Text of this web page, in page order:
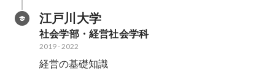
江戸川大学
社会学部・経営社会学科
2019-2022
経営の基礎知識